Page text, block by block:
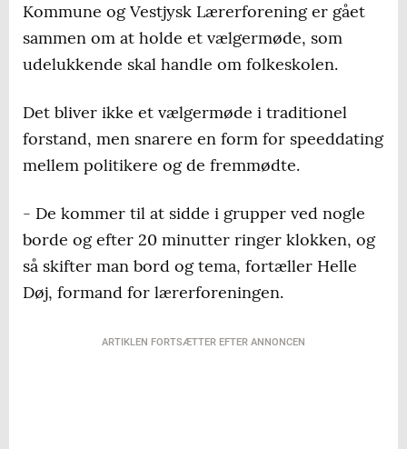
Kommune og Vestjysk Lærerforening er gået
sammen om at holde et vælgermøde, som
udelukkende skal handle om folkeskolen.
Det bliver ikke et vælgermøde i traditionel
forstand, men snarere en form for speeddating
mellem politikere og de fremmødte.
- De kommer til at sidde i grupper ved nogle
borde og efter 20 minutter ringer klokken, og
så skifter man bord og tema, fortæller Helle
Døj, formand for lærerforeningen.
ARTIKLEN FORTSÆTTER EFTER ANNONCEN